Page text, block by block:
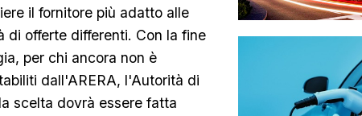
il fornitore più adatto alle
di offerte differenti. Con la fine
per chi ancora non è
dall'ARERA, l'Autorità di
scelta dovrà essere fatta